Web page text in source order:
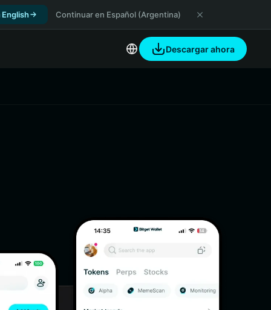
English Continuar en Español (Argentina)
Descargar ahora